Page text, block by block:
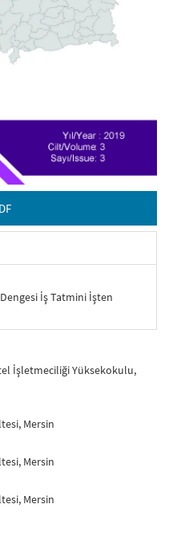
İş Tatmini İşten
İşletmeciliği Yüksekokulu,
Mersin
Mersin
Mersin